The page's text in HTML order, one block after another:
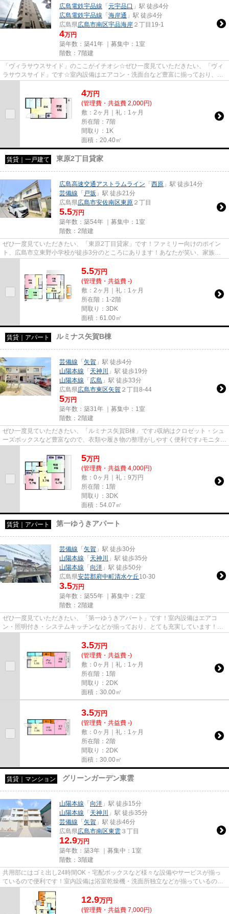
広島電鉄宇品線 「 元宇品口 」駅 徒歩4分
広島電鉄宇品線 「 海岸通 」駅 徒歩4分
広島県広島市南区宇品海岸 ２丁目19-1
4万円
築年数：築41年 ｜募集中： 1室
階数：7階建
「ヴィラサウスサイド」のここがイチオシ☆ぜひ一度見ていただきたい、「ヴィ
ラサウスサイド」です☆室内設備はエアコン・洗面台など豊富に揃っており、過
4万円
(管理費・共益費 2,000円)
敷：2ヶ月｜礼：1ヶ月
所在階：7階
間取り：1K
面積：20.40㎡
賃貸｜一戸建て 東原2丁目貸家
広島高速交通アストラムライン 「 西原 」駅 徒歩14分
芸備線 「 戸坂 」駅 徒歩21分
広島県広島市安佐南区東原 ２丁目
5.5万円
築年数：築54年 ｜募集中： 1室
階数：2階建
ぜひ一度見ていただきたい、「東原2丁目貸家」です！ファミリー向けのポイン
ト、広島市立東野小学校が徒歩3分のところにあります！あなたが笑い、家族も
5.5万円
(管理費・共益費 -)
敷：2ヶ月｜礼：1ヶ月
所在階：1-2階
間取り：3DK
面積：61.00㎡
賃貸｜アパート ルミナス矢賀B棟
芸備線 「 矢賀 」駅 徒歩4分
山陽本線 「 天神川
」駅 徒歩19分
山陽本線 「 広島 」駅 徒歩33分
広島県広島市東区矢賀 ２丁目8-44
5万円
築年数：築31年 ｜募集中： 1室
階数：2階建
ぜひ一度見ていただきたい、「ルミナス矢賀B棟」です♪収納はクロゼット・シュ
ーズボックスなど豊富なので、衣類や履き物の整理がしやすく便利です♪モニター
5万円
(管理費・共益費 4,000円)
敷：0ヶ月｜礼：9万円
所在階：1階
間取り：3DK
面積：54.07㎡
賃貸｜アパート 第一ゆうきアパート
芸備線 「 矢賀 」駅 徒歩30分
山陽本線 「 天神川
」駅 徒歩35分
山陽本線 「 向洋 」駅 徒歩50分
広島県安芸郡府中町清水ケ丘10-30
3.5万円
築年数：築55年 ｜募集中： 2室
階数：2階建
ぜひ一度見ていただきたい、「第一ゆうきアパート」です！室内設備はエアコ
ン・照明付き・システムキッチンなどが揃っており、とても充実しています！キ
3.5万円
(管理費・共益費 -)
敷：0ヶ月｜礼：1ヶ月
所在階：1階
間取り：2DK
面積：30.00㎡
3.5万円
(管理費・共益費 -)
敷：0ヶ月｜礼：1ヶ月
所在階：2階
間取り：2DK
面積：30.00㎡
賃貸｜マンション グリーンガーデン東雲
山陽本線 「 向洋 」駅 徒歩15分
山陽本線 「 天神川
」駅 徒歩35分
芸備線 「 矢賀 」駅 徒歩46分
広島県広島市南区東雲 ３丁目
12.9万円
築年数：築3年 ｜募集中： 1室
階数：3階建
共用部にはゴミ出し24時間OK・宅配ボックスなど様々な設備やサービスが揃っ
ているので便利です！室内設備は浴室乾燥機・洗面所独立などが揃っているの
で、快適に過ごしやすいお部屋に...
12.9万円
(管理費・共益費 7,000円)